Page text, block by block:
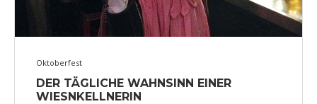
Oktoberfest
DER TÄGLICHE WAHNSINN EINER
WIESNKELLNERIN